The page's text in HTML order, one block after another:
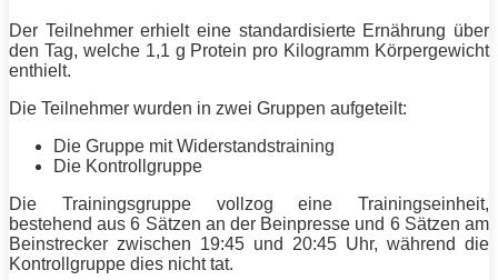
Der Teilnehmer erhielt eine standardisierte Ernährung über
den Tag, welche 1,1 g Protein pro Kilogramm Körpergewicht
enthielt.
Die Teilnehmer wurden in zwei Gruppen aufgeteilt:
Die Gruppe mitWiderstandstraining
Die Kontrollgruppe
Die Trainingsgruppe vollzog eine Trainingseinheit,
bestehend aus 6 Sätzen an der Beinpresse und 6 Sätzen am
Beinstrecker zwischen 19:45 und 20:45 Uhr, während die
Kontrollgruppe dies nicht tat.